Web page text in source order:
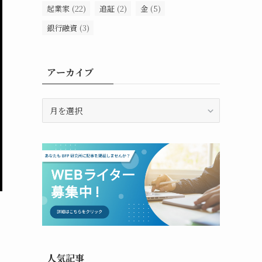
起業家 (22) 追証 (2) 金 (5)
銀行融資 (3)
アーカイブ
イ
ブ
人気記事